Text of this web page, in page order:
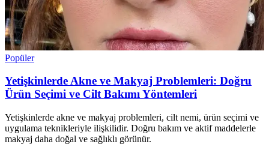
Popüler
Yetişkinlerde Akne ve Makyaj Problemleri: Doğru
Ürün Seçimi ve Cilt Bakımı Yöntemleri
Yetişkinlerde akne ve makyaj problemleri, cilt nemi, ürün seçimi ve
uygulama teknikleriyle ilişkilidir. Doğru bakım ve aktif maddelerle
makyaj daha doğal ve sağlıklı görünür.